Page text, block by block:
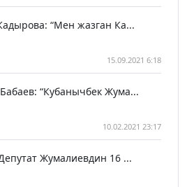
“Мен жазган Ка...
15.09.2021 6:18
“Кубанычбек Жума...
10.02.2021 23:17
Жумалиевдин 16 ...